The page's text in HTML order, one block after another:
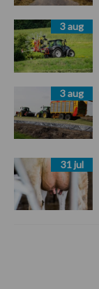
3 aug
3 aug
31 jul